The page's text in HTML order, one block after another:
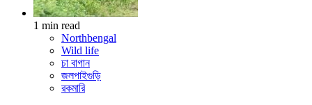
1 min read
Northbengal
Wild life
চা বাগান
জলপাইগুড়ি
রকমারি